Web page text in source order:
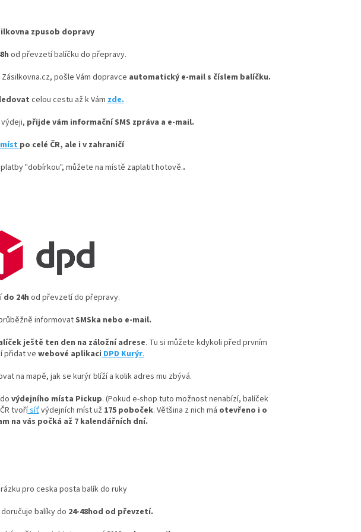
od převzetí balíčku do přepravy.
pošle Vám dopravce automatický e-mail s číslem balíčku.
celou cestu až k Vám zde.
přijde vám informační SMS zpráva a e-mail.
po celé ČR, ale i v zahraničí
"dobírkou", můžete na místě zaplatit hotově..
do 24h od převzetí do přepravy.
informovatSMSka nebo e-mail.
ještě ten den na záložní adrese. Tu si můžete kdykoli před prvním
přidat ve webové aplikaciDPD Kurýr.
na mapě, jak se kurýr blíží a kolik adres mu zbývá.
výdejního místa Pickup. (Pokud e-shop tuto možnost nenabízí, balíček
tvořísíťvýdejních míst už 175 poboček. Většina z nich má otevřeno i o
na vás počká až 7 kalendářních dní.
balíky do 24-48hod od převzetí.